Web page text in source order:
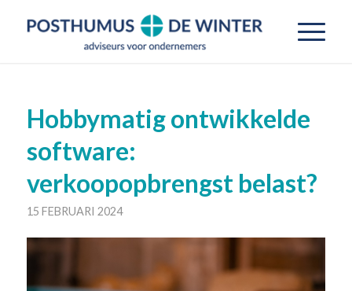
Hobbymatig ontwikkelde
software:
verkoopopbrengst belast?
15 FEBRUARI 2024